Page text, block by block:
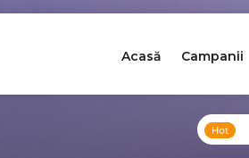
Acasă Campanii